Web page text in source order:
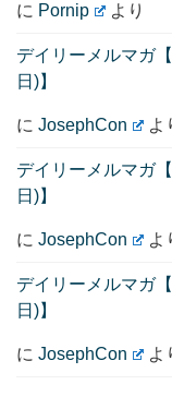
に Pornip より
デイリーメルマガ
日)】
に JosephCon よ
デイリーメルマガ
日)】
に JosephCon よ
デイリーメルマガ
日)】
に JosephCon よ